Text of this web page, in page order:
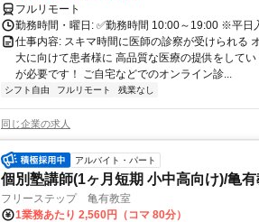
フルリモート
勤務時間・曜日: ✅勤務時間 10:00～19:00 ※平
仕事内容: スキマ時間に医師の診察が受けられる
大に向けて患者様に 高品質な医療の提供をして
が必要です！ ご自宅などでのオンライン診...
シフト自由 フルリモート 残業なし
同じ企業の求人
アルバイト・パート
個別塾講師(1ヶ月短期 小中高向け)/亀
フリーステップ 亀有教室
1業務あたり 2,560円（コマ 80分）